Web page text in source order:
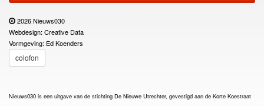
2026 Nieuws030
Webdesign: Creative Data
Vormgeving: Ed Koenders
colofon
Nieuws030 is een uitgave van de stichting De Nieuwe Utrechter, gevestigd aan de Korte Koestraat